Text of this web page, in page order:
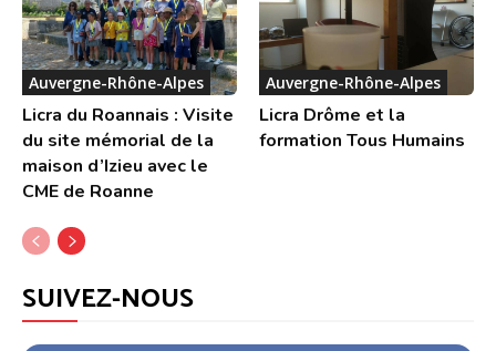
Auvergne-Rhône-Alpes
Licra du Roannais : Visite
du site mémorial de la
maison d’Izieu avec le
CME de Roanne
Auvergne-Rhône-Alpes
Licra Drôme et la
formation Tous Humains
SUIVEZ-NOUS